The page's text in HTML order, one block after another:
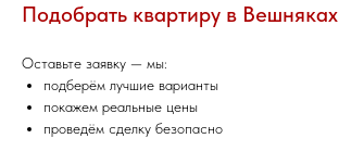
Подобрать квартиру в Вешняках
Оставьте заявку — мы:
подберём лучшие варианты
покажем реальные цены
проведём сделку безопасно